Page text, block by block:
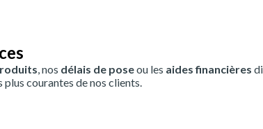
, nos délais de poseou les aides financières
courantes de nos clients.